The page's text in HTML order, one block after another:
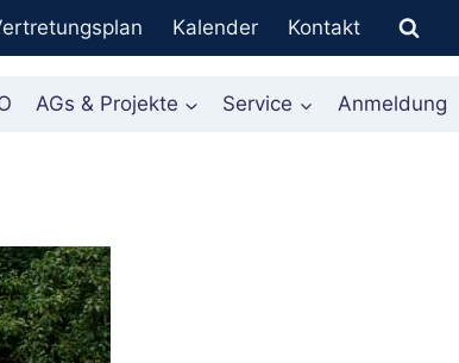
Kalender Kontakt
AGs & Projekte Service Anmeldung